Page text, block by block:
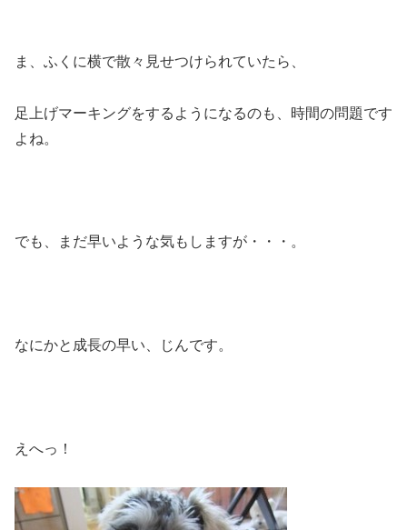
ま、ふくに横で散々見せつけられていたら、
足上げマーキングをするようになるのも、時間の問題です
よね。
でも、まだ早いような気もしますが・・・。
なにかと成長の早い、じんです。
えへっ！